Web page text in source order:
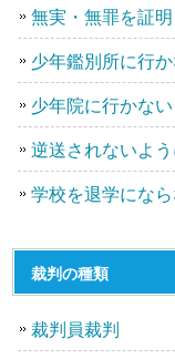
無実・無罪を証
少年鑑別所に行
少年院に行かな
逆送されないよ
学校を退学にな
裁判の種類
裁判員裁判